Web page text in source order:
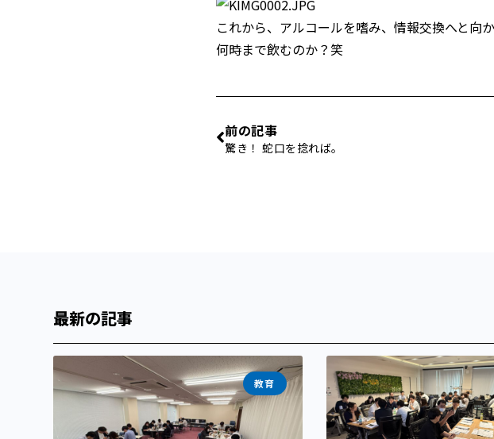
これから、アルコールを嗜み、情報交換へと向か
何時まで飲むのか？笑
前の記事
驚き！ 蛇口を捻れば。
最新の記事
教育